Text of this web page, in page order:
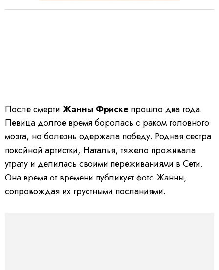
После смерти Жанны Фриске прошло два года.
Певица долгое время боролась с раком головного
мозга, но болезнь одержала победу. Родная сестра
покойной артистки, Наталья, тяжело проживала
утрату и делилась своими переживаниями в Сети.
Она время от времени публикует фото Жанны,
сопровождая их грустными посланиями.